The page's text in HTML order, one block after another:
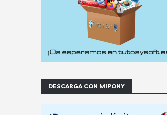
DESCARGA CON MIPONY